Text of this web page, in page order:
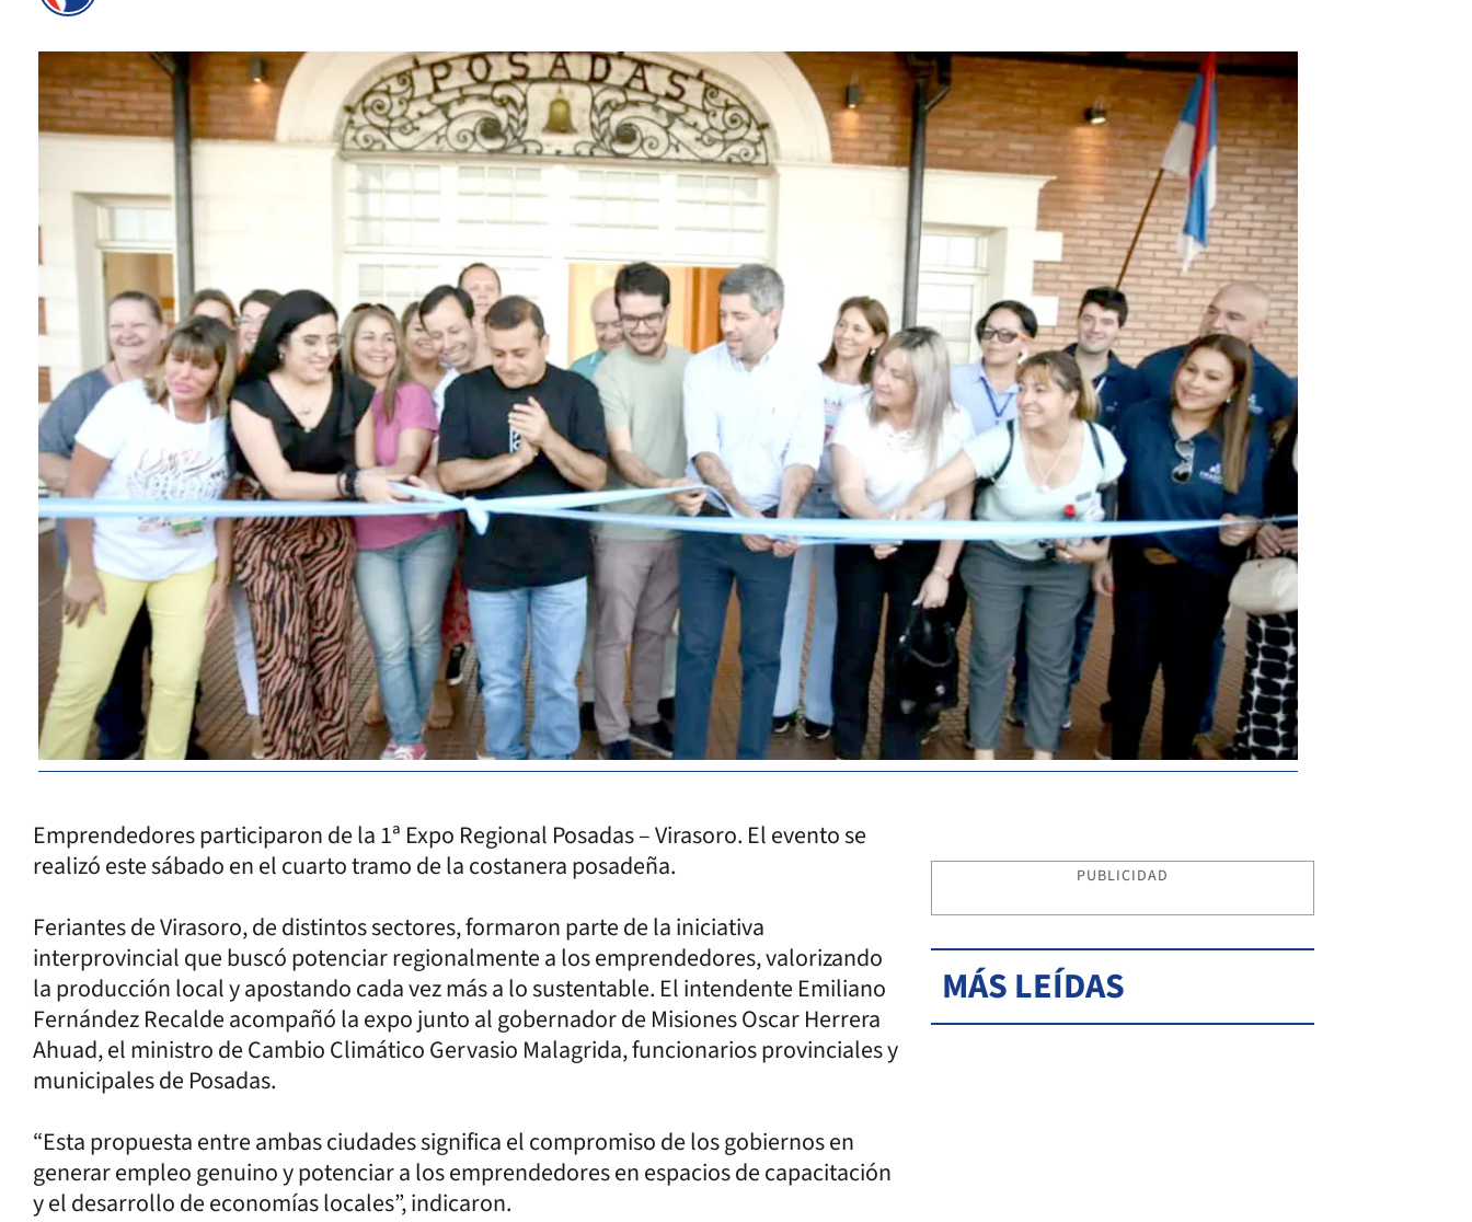
Emprendedores participaron de la 1ª Expo Regional Posadas – Virasoro. El evento se
realizó este sábado en el cuarto tramo de la costanera posadeña.
Feriantes de Virasoro, de distintos sectores, formaron parte de la iniciativa
interprovincial que buscó potenciar regionalmente a los emprendedores, valorizando
la producción local y apostando cada vez más a lo sustentable. El intendente Emiliano
Fernández Recalde acompañó la expo junto al gobernador de Misiones Oscar Herrera
Ahuad, el ministro de Cambio Climático Gervasio Malagrida, funcionarios provinciales y
municipales de Posadas.
“Esta propuesta entre ambas ciudades significa el compromiso de los gobiernos en
generar empleo genuino y potenciar a los emprendedores en espacios de capacitación
y el desarrollo de economías locales”, indicaron.
PUBLICIDAD
MÁS LEÍDAS